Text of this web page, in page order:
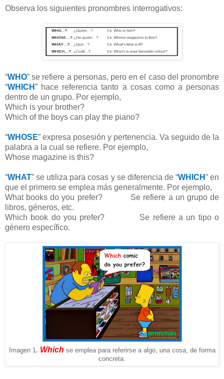
Observa los siguientes pronombres interrogativos:
“WHO” se refiere a personas, pero en el caso del pronombre
“WHICH” hace referencia tanto a cosas como a personas
dentro de un grupo. Por ejemplo,
Which is your brother?
Which of the boys can play the piano?
“WHOSE” expresa posesión y pertenencia. Va seguido de la
palabra a la cual se refiere. Por ejemplo,
Whose magazine is this?
“WHAT” se utiliza para cosas y se diferencia de “WHICH” en
que el primero se emplea más generalmente. Por ejemplo,
What books do you prefer? Se refiere a un grupo de
libros, géneros, etc.
Which book do you prefer? Se refiere a un tipo o
género específico.
Imagen 1. Which se emplea para referirse a algo, una cosa, de forma
concreta.